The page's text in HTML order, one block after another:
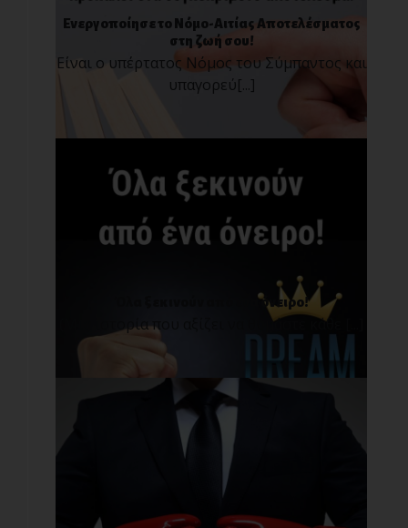
Ενεργοποίησε το Νόμο-Αιτίας Αποτελέσματος
στη ζωή σου!
Είναι ο υπέρτατος Νόμος του Σύμπαντος και
υπαγορεύ[...]
Όλα ξεκινούν από ένα όνειρο!
(Μια ιστορία που αξίζει να θυμάστε κάθε [...]